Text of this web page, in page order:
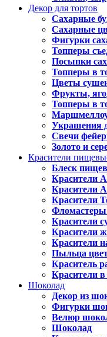
Декор для тортов
Сахарные
Сахарные
Фигурки
Топперы
Посыпки
Топперы в
Цветы
Фрукты,
Топперы в
Украшения
Свечи
Золото и
Красители
Блеск
Красители
Красители
Красители
Красители
Красители
Красители
Пыльца
Краситель
Красители в
Шоколад
Декор из
Фигурки
Велюр
Шоколад